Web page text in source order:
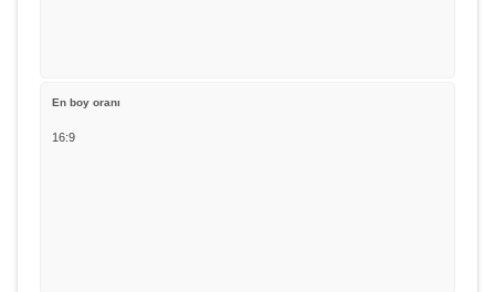
En boy oranı
16:9